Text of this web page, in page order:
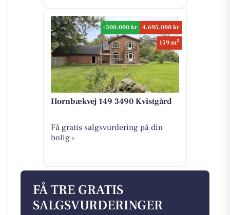
-300.000 kr
4.695.000 kr
159 m2
Hornbækvej 149 3490 Kvistgård
Få gratis salgsvurdering på din
bolig ›
FÅ TRE GRATIS
SALGSVURDERINGER